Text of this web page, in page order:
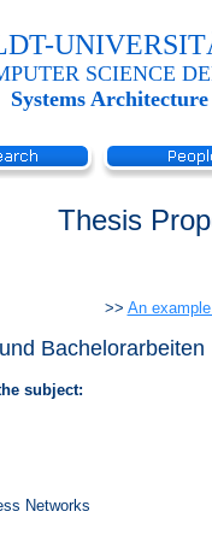
SCIENCE
Systems
Thesis
>> An
Bachelorarbeiten
subject:
Networks